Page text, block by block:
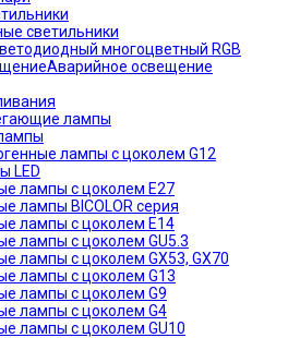
светильники
многоцветный RGB
Аварийное освещение
лампы
лампы с цоколем G12
LED
лампы с цоколем E27
лампы BICOLOR серия
лампы с цоколем E14
лампы с цоколем GU5.3
лампы с цоколем GX53, GX70
лампы с цоколем G13
лампы с цоколем G9
лампы с цоколем G4
лампы с цоколем GU10